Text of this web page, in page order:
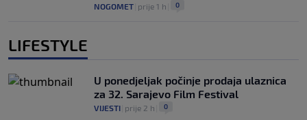
NOGOMET prije 1 h 0
LIFESTYLE
U ponedjeljak počinje prodaja ulaznica
za 32. Sarajevo Film Festival
VIJESTI prije 2 h 0